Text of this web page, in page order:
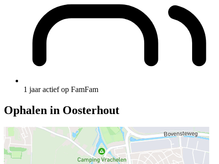
1 jaar actief op FamFam
Ophalen in Oosterhout